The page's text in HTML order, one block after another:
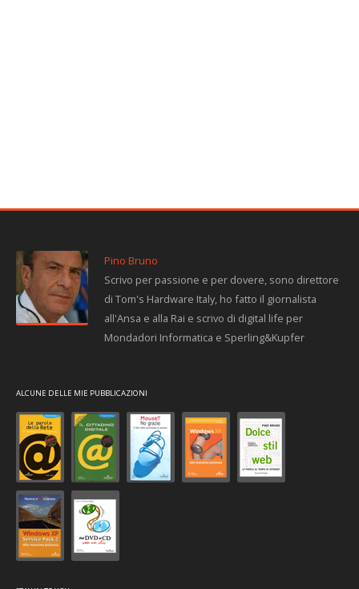
Pino Bruno
Scrivo per passione e per dovere, sono direttore
di Tom's Hardware Italy, ho fatto il giornalista
all'Ansa e alla Rai e scrivo di digital life per
Mondadori Informatica e Sperling&Kupfer
ALCUNE DELLE MIE PUBBLICAZIONI